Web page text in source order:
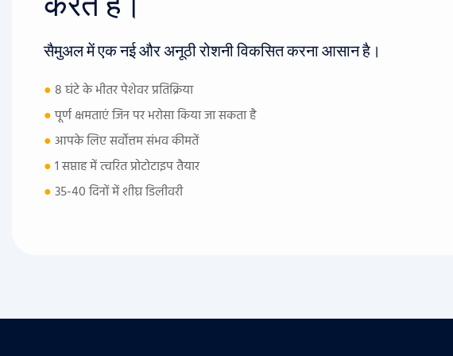
सैमुअल में एक नई और अनूठी रोशनी विकसित करना आसान है।
● 8 घंटे के भीतर पेशेवर प्रतिक्रिया
●पूर्ण क्षमताएं जिन पर भरोसा किया जा सकता है
●आपके लिए सर्वोत्तम संभव कीमतें
●1 सप्ताह में त्वरित प्रोटोटाइप तैयार
●35-40 दिनों में शीघ्र डिलीवरी